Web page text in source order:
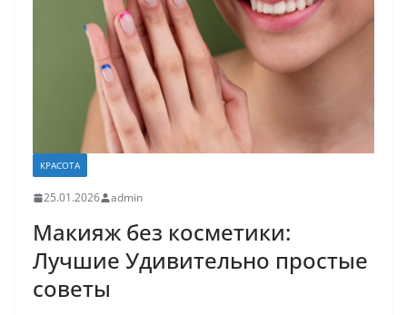
КРАСОТА
25.01.2026 admin
Макияж без косметики:
Лучшие Удивительно простые
советы